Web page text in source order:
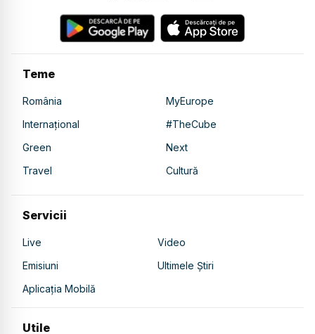
Teme
România
MyEurope
Internațional
#TheCube
Green
Next
Travel
Cultură
Servicii
Live
Video
Emisiuni
Ultimele Știri
Aplicația Mobilă
Utile